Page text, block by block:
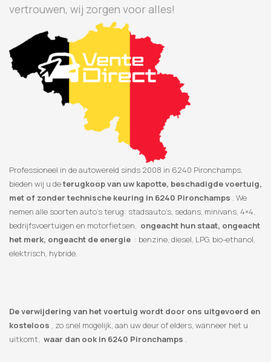
vertrouwen, wij zorgen voor alles!
Professioneel in de autowereld sinds 2008 in 6240 Pironchamps,
bieden wij u deterugkoop van uw kapotte, beschadigde voertuig,
met of zonder technische keuring in 6240 Pironchamps . We
nemen alle soorten auto’s terug: stadsauto’s, sedans, minivans, 4×4,
bedrijfsvoertuigen en motorfietsen, ongeacht hun staat, ongeacht
het merk, ongeacht de energie : benzine, diesel, LPG, bio-ethanol,
elektrisch, hybride.
De verwijdering van het voertuig wordt door ons uitgevoerd en
kosteloos , zo snel mogelijk, aan uw deur of elders, wanneer het u
uitkomt, waar dan ook in 6240 Pironchamps .